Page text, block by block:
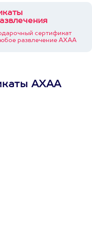
сертификат
развлечение АХАА
АХАА